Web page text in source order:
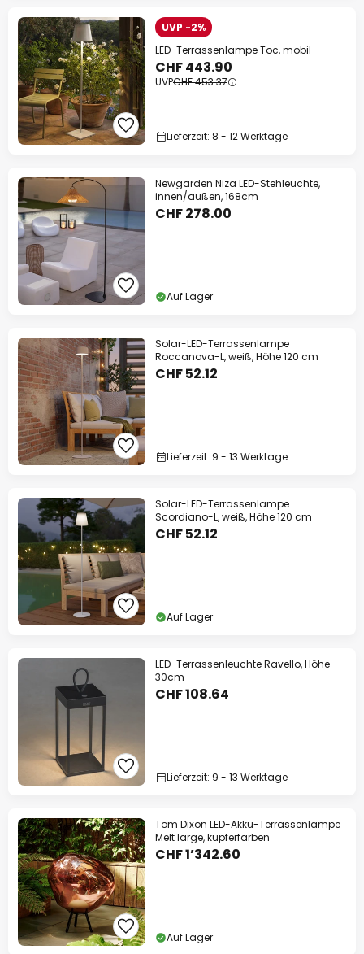
UVP -2%
LED-Terrassenlampe Toc, mobil
CHF 443.90
UVPCHF 453.37
Lieferzeit: 8 - 12 Werktage
Newgarden Niza LED-Stehleuchte,
innen/außen, 168cm
CHF 278.00
Auf Lager
Solar-LED-Terrassenlampe
Roccanova-L, weiß, Höhe 120 cm
CHF 52.12
Lieferzeit: 9 - 13 Werktage
Solar-LED-Terrassenlampe
Scordiano-L, weiß, Höhe 120 cm
CHF 52.12
Auf Lager
LED-Terrassenleuchte Ravello, Höhe
30cm
CHF 108.64
Lieferzeit: 9 - 13 Werktage
Tom Dixon LED-Akku-Terrassenlampe
Melt large, kupferfarben
CHF 1’342.60
Auf Lager